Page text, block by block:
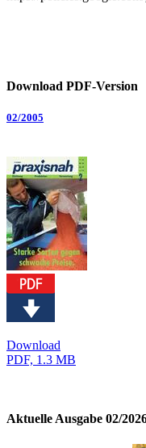
Download PDF-Version
02/2005
Download
PDF, 1.3 MB
Aktuelle Ausgabe 02/